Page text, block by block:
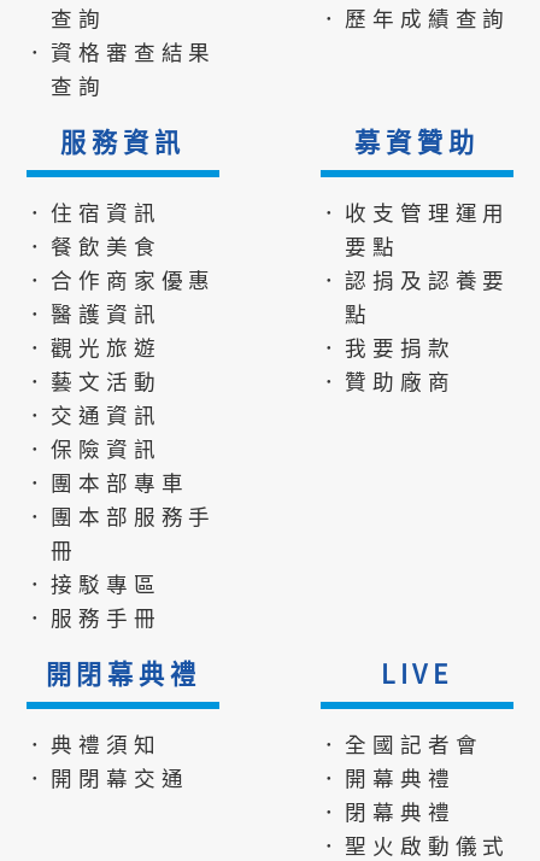
查詢
．資格審查結果
查詢
．歷年成績查詢
服務資訊
．住宿資訊
．餐飲美食
．合作商家優惠
．醫護資訊
．觀光旅遊
．藝文活動
．交通資訊
．保險資訊
．團本部專車
．團本部服務手
冊
．接駁專區
．服務手冊
募資贊助
．收支管理運用
要點
．認捐及認養要
點
．我要捐款
．贊助廠商
開閉幕典禮
．典禮須知
．開閉幕交通
LIVE
．全國記者會
．開幕典禮
．閉幕典禮
．聖火啟動儀式